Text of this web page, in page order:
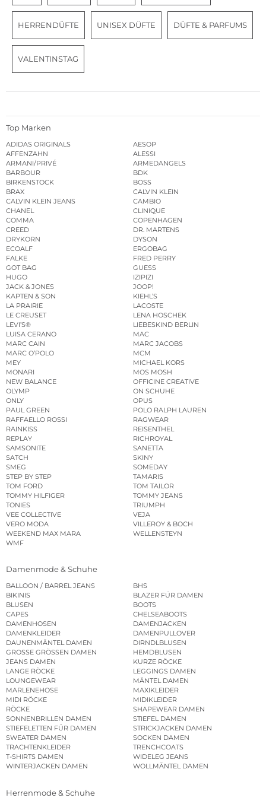
HERRENDÜFTE UNISEX DÜFTE DÜFTE & PARFUMS
VALENTINSTAG
Top Marken
ADIDAS ORIGINALS
AESOP
AFFENZAHN
ALESSI
ARMANI/PRIVÉ
ARMEDANGELS
BARBOUR
BDK
BIRKENSTOCK
BOSS
BRAX
CALVIN KLEIN
CALVIN KLEIN JEANS
CAMBIO
CHANEL
CLINIQUE
COMMA
COPENHAGEN
CREED
DR. MARTENS
DRYKORN
DYSON
ECOALF
ERGOBAG
FALKE
FRED PERRY
GOT BAG
GUESS
HUGO
IZIPIZI
JACK & JONES
JOOP!
KAPTEN & SON
KIEHL’S
LA PRAIRIE
LACOSTE
LE CREUSET
LENA HOSCHEK
LEVI’S®
LIEBESKIND BERLIN
LUISA CERANO
MAC
MARC CAIN
MARC JACOBS
MARC O’POLO
MCM
MEY
MICHAEL KORS
MONARI
MOS MOSH
NEW BALANCE
OFFICINE CREATIVE
OLYMP
ON SCHUHE
ONLY
OPUS
PAUL GREEN
POLO RALPH LAUREN
RAFFAELLO ROSSI
RAGWEAR
RAINKISS
REISENTHEL
REPLAY
RICHROYAL
SAMSONITE
SANETTA
SATCH
SKINY
SMEG
SOMEDAY
STEP BY STEP
TAMARIS
TOM FORD
TOM TAILOR
TOMMY HILFIGER
TOMMY JEANS
TONIES
TRIUMPH
VEE COLLECTIVE
VEJA
VERO MODA
VILLEROY & BOCH
WEEKEND MAX MARA
WELLENSTEYN
WMF
Damenmode & Schuhe
BALLOON / BARREL JEANS
BHS
BIKINIS
BLAZER FÜR DAMEN
BLUSEN
BOOTS
CAPES
CHELSEABOOTS
DAMENHOSEN
DAMENJACKEN
DAMENKLEIDER
DAMENPULLOVER
DAUNENMÄNTEL DAMEN
DIRNDLBLUSEN
GROSSE GRÖSSEN DAMEN
HEMDBLUSEN
JEANS DAMEN
KURZE RÖCKE
LANGE RÖCKE
LEGGINGS DAMEN
LOUNGEWEAR
MÄNTEL DAMEN
MARLENEHOSE
MAXIKLEIDER
MIDI RÖCKE
MIDIKLEIDER
RÖCKE
SHAPEWEAR DAMEN
SONNENBRILLEN DAMEN
STIEFEL DAMEN
STIEFELETTEN FÜR DAMEN
STRICKJACKEN DAMEN
SWEATER DAMEN
SOCKEN DAMEN
TRACHTENKLEIDER
TRENCHCOATS
T-SHIRTS DAMEN
WIDELEG JEANS
WINTERJACKEN DAMEN
WOLLMÄNTEL DAMEN
Herrenmode & Schuhe